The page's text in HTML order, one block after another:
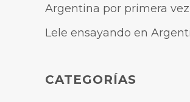
Argentina por primera vez
Lele ensayando en
CATEGORÍAS